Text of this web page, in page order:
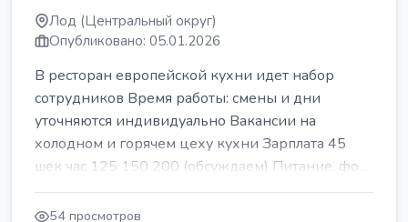
Лод (Центральный округ)
Опубликовано: 05.01.2026
В ресторан европейской кухни идет набор
сотрудников Время работы: смены и дни
уточняются индивидуально Вакансии на
холодном и горячем цеху кухни Зарплата 45
шек час 125 150 200 (обсуждаем) Питание, фо...
54 просмотров